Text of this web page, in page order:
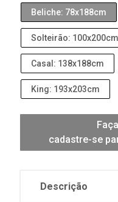
Beliche: 78x188cm
Solteirão: 100x200cm
Casal: 138x188cm
King: 193x203cm
cadastre-se
Descrição